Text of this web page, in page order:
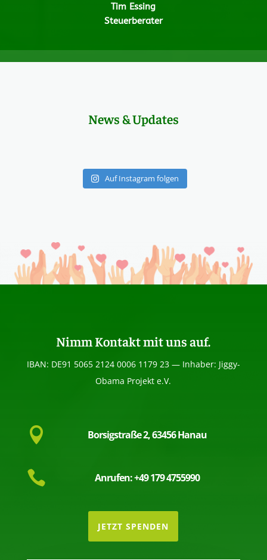
Tim Essing
Steuerberater
News & Updates
Auf Instagram folgen
Nimm Kontakt mit uns auf.
IBAN: DE91 5065 2124 0006 1179 23 — Inhaber: Jiggy-
Obama Projekt e.V.
 Borsigstraße 2, 63456 Hanau
 Anrufen: +49 179 4755990
JETZT SPENDEN